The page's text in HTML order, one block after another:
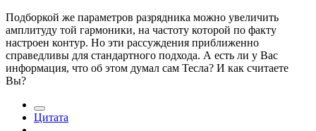
Подборкой же параметров разрядника можно увеличить
амплитуду той гармоники, на частоту которой по факту
настроен контур. Но эти рассуждения приближенно
справедливы для стандартного подхода. А есть ли у Вас
информация, что об этом думал сам Тесла? И как считаете
Вы?
Цитата